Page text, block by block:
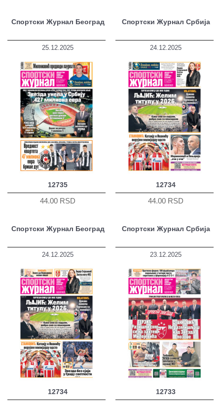
Спортски Журнал Београд
25.12.2025
12735
44.00 RSD
Спортски Журнал Србија
24.12.2025
12734
44.00 RSD
Спортски Журнал Београд
24.12.2025
12734
Спортски Журнал Србија
23.12.2025
12733